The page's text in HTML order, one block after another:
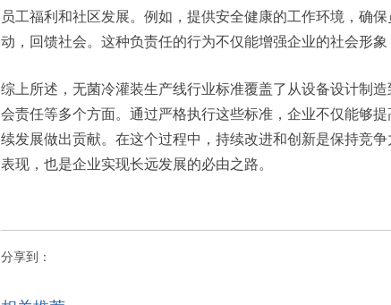
员工福利和社区发展。例如，提供安全健康的工作环境，确
动，回馈社会。这种负责任的行为不仅能增强企业的社会形象
综上所述，无菌冷灌装生产线行业标准覆盖了从设备设计制
会责任等多个方面。通过严格执行这些标准，企业不仅能够
续发展做出贡献。在这个过程中，持续改进和创新是保持竞
表现，也是企业实现长远发展的必由之路。
分享到：